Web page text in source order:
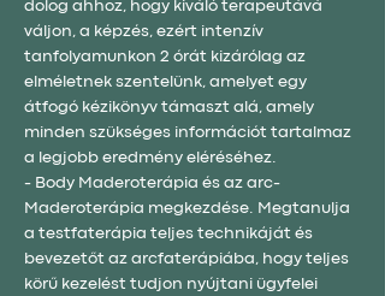
dolog ahhoz, hogy kiváló terapeutává
váljon, a képzés, ezért intenzív
tanfolyamunkon 2 órát kizárólag az
elméletnek szentelünk, amelyet egy
átfogó kézikönyv támaszt alá, amely
minden szükséges információt tartalmaz
a legjobb eredmény eléréséhez.
- Body Maderoterápia és az arc-
Maderoterápia megkezdése. Megtanulja
a testfaterápia teljes technikáját és
bevezetőt az arcfaterápiába, hogy teljes
körű kezelést tudjon nyújtani ügyfelei